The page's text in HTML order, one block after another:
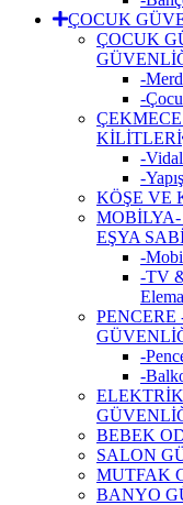
ÇOCUK
ÇOCUK
-
-
KİLİTLERİ
-
-
KÖŞE VE
EŞYA
-
-TV
-
-
BEBEK
SALON
MUTFAK
BANYO